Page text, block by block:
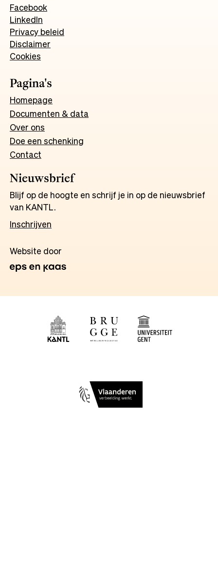
Facebook
LinkedIn
Privacy beleid
Disclaimer
Cookies
Pagina's
Homepage
Documenten & data
Over ons
Doe een schenking
Contact
Nieuwsbrief
Blijf op de hoogte en schrijf je in op de nieuwsbrief
van KANTL.
Inschrijven
Website door